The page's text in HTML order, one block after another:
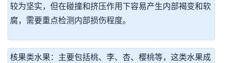
较为坚实，但在碰撞和挤压作用下容易产生内部褐变和软
腐，需要重点检测内部损伤程度。
核果类水果：主要包括桃、李、杏、樱桃等，这类水果成